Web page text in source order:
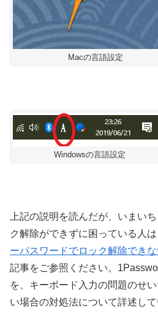
Macの言語設定
Windowsの言語設定
上記の説明を読んだが、いまい
ク解除ができずに困っている人は
ーパスワードでロック解除でき
記事をご参照ください。
を、キーボード入力の問題のせ
い場合の対処法について詳述して